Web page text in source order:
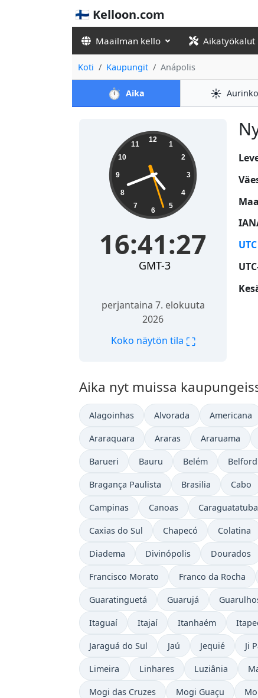
🇫🇮 Kelloon.com
Maailman kello Aikatyökalut
Koti Kaupungit Anápolis
⏱️ Aika ☀️ Aurinko
16:41:28 12
1
2
3
4
5
6
7
8
9
10
11
16:41:28
GMT-3
perjantaina 7. elokuuta
2026
Koko näytön tila ⛶
UTC
Aika nyt muissa
Alagoinhas Alvorada Americana
Araraquara Araras Araruama
Barueri Bauru Belém
Bragança Paulista Brasilia Cabo
Campinas Canoas Caraguatatuba
Caxias do Sul Chapecó Colatina
Diadema Divinópolis Dourados
Francisco Morato Franco da Rocha
Guaratinguetá Guarujá
Itaguaí Itajaí Itanhaém
Jaraguá do Sul Jaú Jequié Ji
Limeira Linhares Luziânia
Mogi das Cruzes Mogi Guaçu